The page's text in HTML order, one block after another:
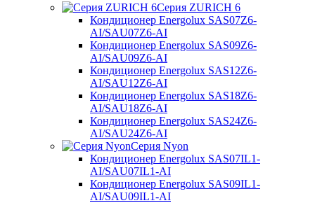
Серия ZURICH 6
Кондиционер Energolux SAS07Z6-
AI/SAU07Z6-AI
Кондиционер Energolux SAS09Z6-
AI/SAU09Z6-AI
Кондиционер Energolux SAS12Z6-
AI/SAU12Z6-AI
Кондиционер Energolux SAS18Z6-
AI/SAU18Z6-AI
Кондиционер Energolux SAS24Z6-
AI/SAU24Z6-AI
Серия Nyon
Кондиционер Energolux SAS07IL1-
AI/SAU07IL1-AI
Кондиционер Energolux SAS09IL1-
AI/SAU09IL1-AI